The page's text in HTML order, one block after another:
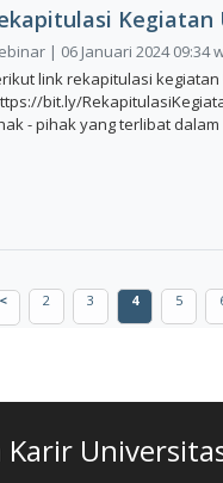
Kegiatan
| 06 Januari 2024 09:34
link rekapitulasi
bit.ly/
- pihak yang terlibat
2 3 4 5